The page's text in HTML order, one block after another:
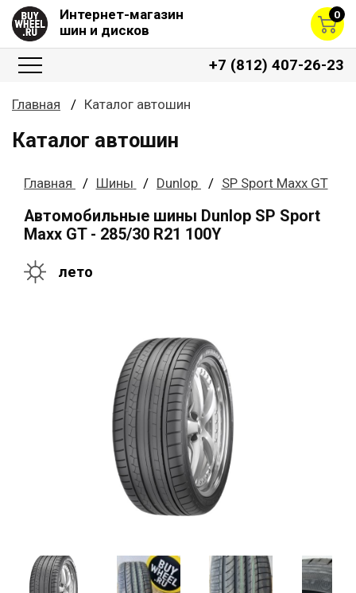
Интернет-магазин
шин и дисков
0
+7 (812) 407-26-23
Главная Каталог автошин
Каталог автошин
Главная Шины Dunlop SP Sport Maxx GT
Автомобильные шины Dunlop SP Sport
Maxx GT - 285/30 R21 100Y
лето